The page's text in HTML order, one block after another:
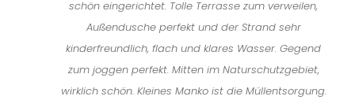
schön eingerichtet. Tolle Terrasse zum verweilen,
Außendusche perfekt und der Strand sehr
kinderfreundlich, flach und klares Wasser. Gegend
zum joggen perfekt. Mitten im Naturschutzgebiet,
wirklich schön. Kleines Manko ist die Müllentsorgung.